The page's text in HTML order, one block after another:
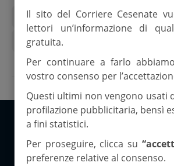
25 novembre Aperion
Ggil
Copyright 2026 ©Corriere
Il sito del Corriere Cesenate
lettori un’informazione di
gratuita.
Per continuare a farlo
vostro consenso per
Questi ultimi non vengono usati
profilazione pubblicitaria, bensì
a fini statistici.
Per proseguire, clicca su
preferenze relative al consenso.